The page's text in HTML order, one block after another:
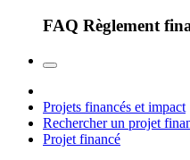
FAQ Règlement
Projets financés et impact
Rechercher un projet
Projet financé